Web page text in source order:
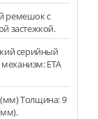
ремешок с
застежкой.
серийный
ETA
Толщина: 9